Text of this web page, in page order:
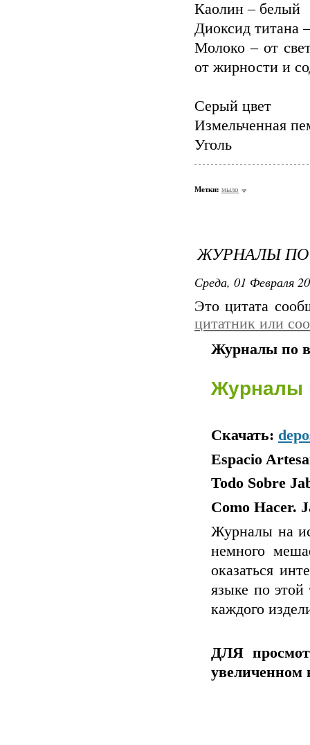
Капнем
Теперь
Если есть
Теперь
иголкой,
так. Вот
самый
Каолин – белый
Диоксид титана
Молоко – от
от жирности и
Серый цвет
Измельченная
Уголь
Метки: мыло
ЖУРНАЛЫ
Среда, 01 Февраля
Это цитата
цитатник или
Журналы по
Журналы
Скачать:
Espacio
Todo Sobre
Como Hacer.
Журналы на
немного
оказаться
языке по этой
каждого
ДЛЯ
увеличенном